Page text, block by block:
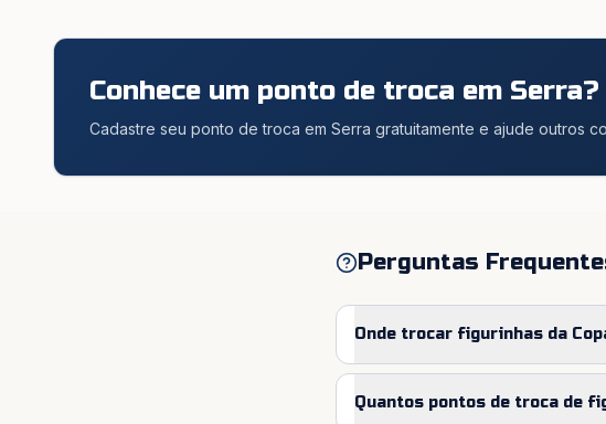
Conhece um ponto de troca em Serra?
Cadastre seu ponto de troca em Serra gratuitamente e ajude outros
Perguntas
Onde trocar figurinhas da
Quantos pontos de troca de